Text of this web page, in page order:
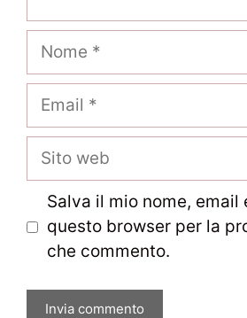
Nome
Email
Sito
Salva il mio nome, email
questo browser per la
che commento.